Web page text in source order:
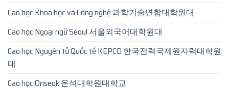
Cao học Khoa học và Công nghệ 과학기술연합대학원대
Cao học Ngoại ngữ Seoul 서울외국어대학원대
Cao học Nguyên tử Quốc tế KEPCO 한국전력국제원자력대학원
대
Cao học Onseok 온석대학원대학교